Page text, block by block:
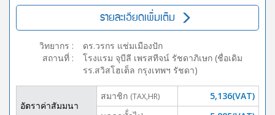
รายละเอียดเพิ่มเติม
วิทยากร :
ดร.วรกร แช่มเมืองปัก
สถานที่ :
โรงแรม จุบีลี เพรสทีจน์ รัชดาภิเษก (ชื่อเดิม
รร.สวิสโฮเต็ล กรุงเทพฯ รัชดา)
อัตราค่าสัมมนา
สมาชิก (TAX,HR)
5,136(VAT)